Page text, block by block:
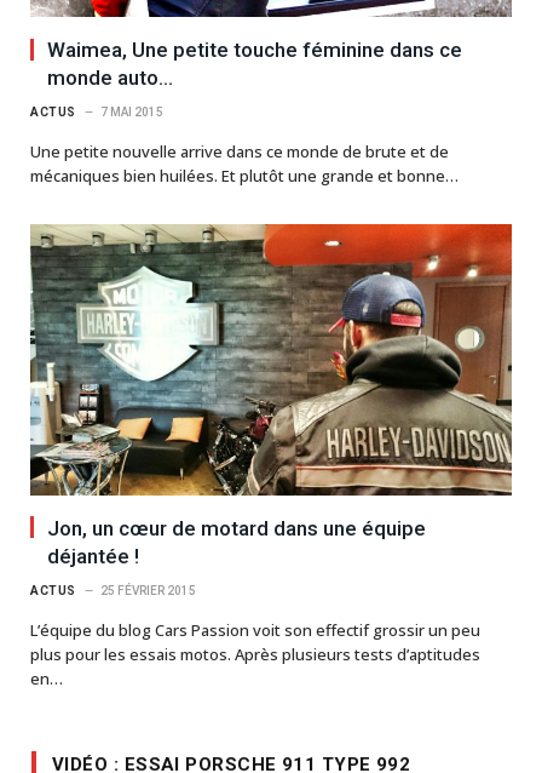
Waimea, Une petite touche féminine dans ce
monde auto…
ACTUS 7 MAI 2015
Une petite nouvelle arrive dans ce monde de brute et de
mécaniques bien huilées. Et plutôt une grande et bonne…
Jon, un cœur de motard dans une équipe
déjantée !
ACTUS 25 FÉVRIER 2015
L’équipe du blog Cars Passion voit son effectif grossir un peu
plus pour les essais motos. Après plusieurs tests d’aptitudes
en…
VIDÉO : ESSAI PORSCHE 911 TYPE 992